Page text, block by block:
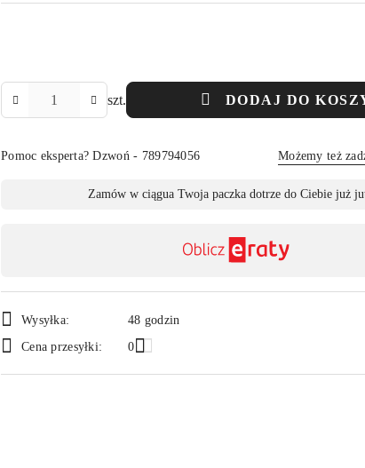
szt. DODAJ DO
Pomoc eksperta? Dzwoń - 789794056 Możemy też
Dostępność
dostawa
Zamów w ciągua Twoja paczka dotrze do Ciebie już
Wysyłka:
48 godzin
Cena przesyłki:
0